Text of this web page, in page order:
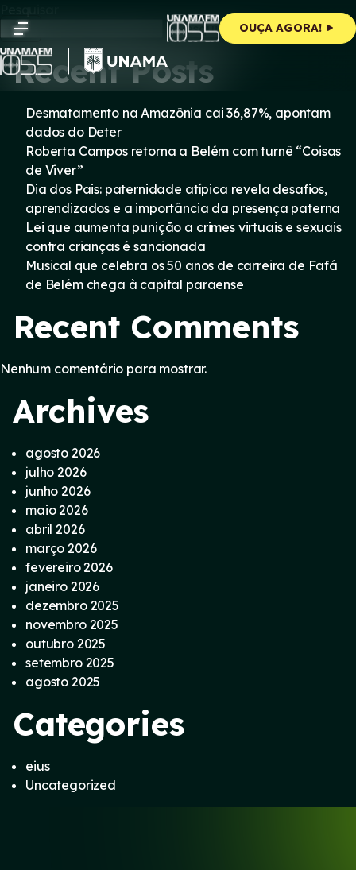
content
OUÇA AGORA!
Pesquisar
Pesquisar
Recent Posts
Desmatamento na Amazônia cai 36,87%, apontam
dados do Deter
Roberta Campos retorna a Belém com turnê “Coisas
de Viver”
Dia dos Pais: paternidade atípica revela desafios,
aprendizados e a importância da presença paterna
Lei que aumenta punição a crimes virtuais e sexuais
contra crianças é sancionada
Musical que celebra os 50 anos de carreira de Fafá
de Belém chega à capital paraense
Recent Comments
Nenhum comentário para mostrar.
Archives
agosto 2026
julho 2026
junho 2026
maio 2026
abril 2026
março 2026
fevereiro 2026
janeiro 2026
dezembro 2025
novembro 2025
outubro 2025
setembro 2025
agosto 2025
Categories
eius
Uncategorized